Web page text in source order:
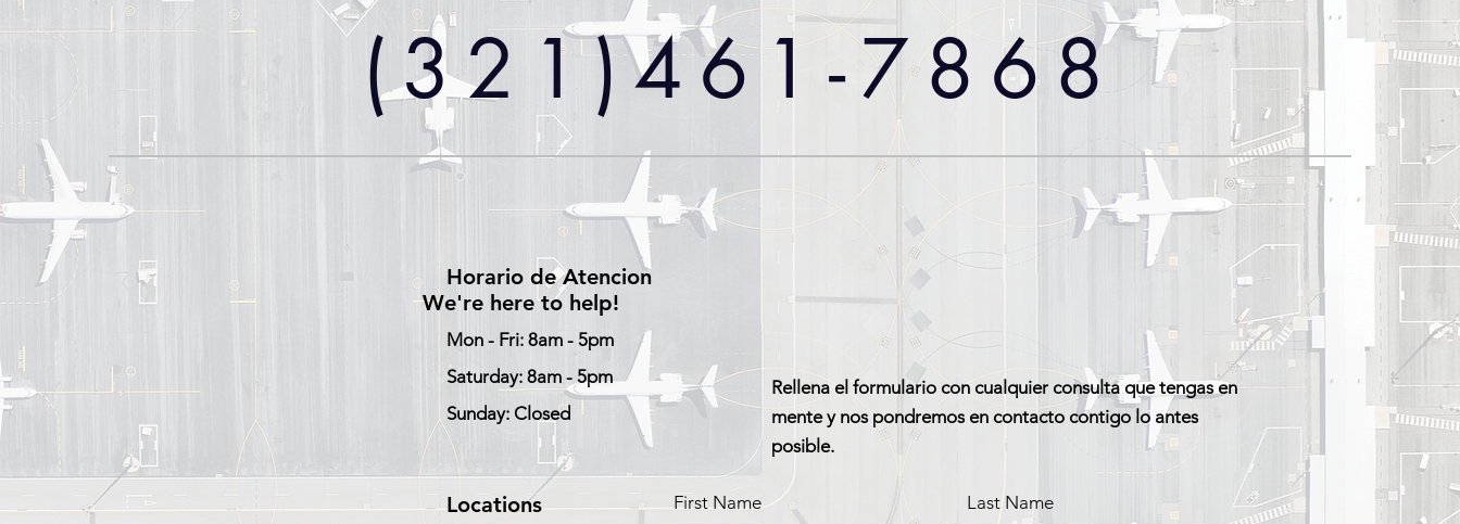
(321)461-7868
Horario de Atencion
Mon - Fri: 8am - 5pm
Saturday: 8am - 5pm
Sunday: Closed
Locations
Rellena el formulario con cualquier consulta que tengas en
mente y nos pondremos en contacto contigo lo antes
posible.
First Name Last Name
We're here to help!